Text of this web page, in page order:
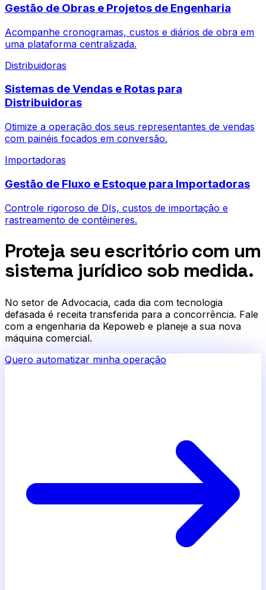
Gestão de Obras e Projetos de Engenharia
Acompanhe cronogramas, custos e diários de obra em
uma plataforma centralizada.
Distribuidoras
Sistemas de Vendas e Rotas para
Distribuidoras
Otimize a operação dos seus representantes de vendas
com painéis focados em conversão.
Importadoras
Gestão de Fluxo e Estoque para Importadoras
Controle rigoroso de DIs, custos de importação e
rastreamento de contêineres.
Proteja seu escritório com um
sistema jurídico sob medida.
No setor de Advocacia, cada dia com tecnologia
defasada é receita transferida para a concorrência. Fale
com a engenharia da Kepoweb e planeje a sua nova
máquina comercial.
Quero automatizar minha operação